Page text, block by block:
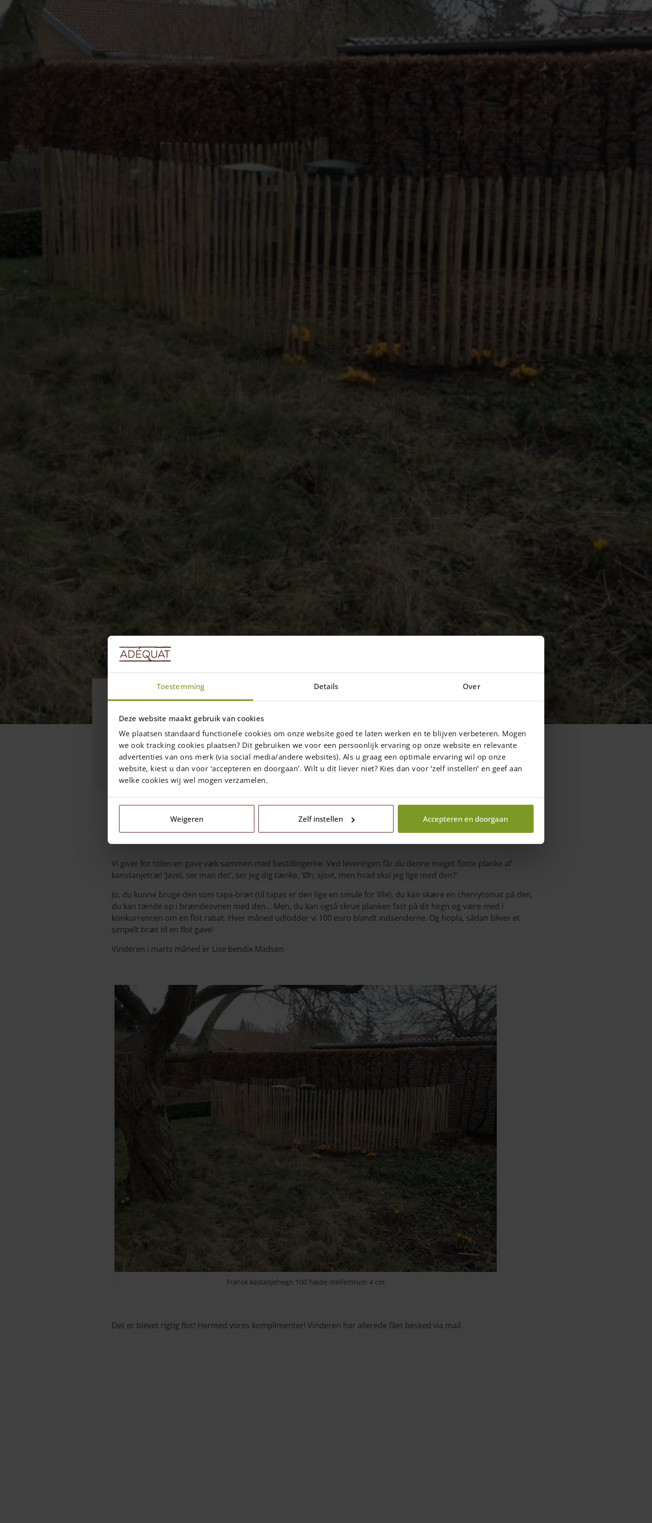
Toestemming Details Over
Deze website maakt gebruik van cookies
We plaatsen standaard functionele cookies om onze website goed te laten werken en te blijven verbeteren. Mogen
we ook tracking cookies plaatsen? Dit gebruiken we voor een persoonlijk ervaring op onze website en relevante
advertenties van ons merk (via social media/andere websites). Als u graag een optimale ervaring wil op onze
website, kiest u dan voor ‘accepteren en doorgaan'. Wilt u dit liever niet? Kies dan voor ‘zelf instellen’ en geef aan
welke cookies wij wel mogen verzamelen.
Weigeren Zelf instellen Accepteren en doorgaan
Vind hver måned 100 euro i rabat
på din bestilling i marts…
Hver måned udlodder vi 100 euro blandt indsenderne. Hopla,
sådan bliver et simpelt bræt til en flot gave!
Rachel
Share the page
Vi giver for tiden en gave væk sammen med bestillingerne. Ved leveringen får du denne meget flotte planke af
kanstanjetræ! ‘Javel, ser man det’, ser jeg dig tænke, ‘Øh, sjovt, men hvad skal jeg lige med den?’
Jo, du kunne bruge den som tapa-bræt (til tapas er den lige en smule for lille), du kan skære en cherrytomat på den,
du kan tænde op i brændeovnen med den… Men, du kan også skrue planken fast på dit hegn og være med i
konkurrencen om en flot rabat. Hver måned udlodder vi 100 euro blandt indsenderne. Og hopla, sådan bliver et
simpelt bræt til en flot gave!
Vinderen i marts måned er Lise bendix Madsen
Fransk kastanjehegn 100 højde mellemrum 4 cm
Det er blevet rigtig flot! Hermed vores komplimenter! Vinderen har allerede fået besked via mail.